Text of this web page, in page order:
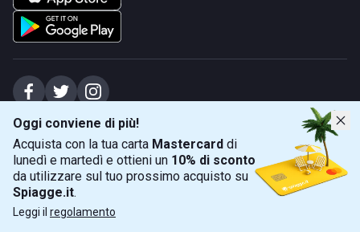
Oggi conviene di più!
Acquista con la tua carta Mastercard di
lunedì e martedì e ottieni un 10% di sconto
da utilizzare sul tuo prossimo acquisto su
Spiagge.it.
Leggi il regolamento
Spiagge Srl - Sede legale: Via Marecchiese 48, 47923 Rimini (RN), IT -
capitale sociale Euro 31245,57 - Iscritta al registro delle imprese di Rimini
Sede operativa: Via Flaminia 180, 47924 Rimini (RN), IT
+39 0541 772375
info@spiagge.it - p.i./c.f. 04536640404
© 2026 Spiagge Srl. Tutti i diritti riservati.